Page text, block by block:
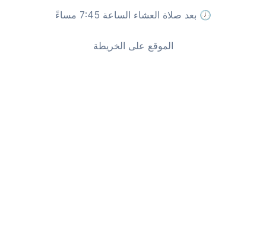
🕖 بعد صلاة العشاء الساعة 7:45 مساءً
الموقع على الخريطة